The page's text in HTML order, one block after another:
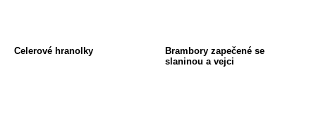
Celerové hranolky
Brambory zapečené se
slaninou a vejci